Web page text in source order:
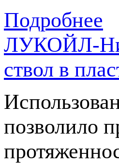
Подробнее
ЛУКОЙЛ-
ствол в
позволило